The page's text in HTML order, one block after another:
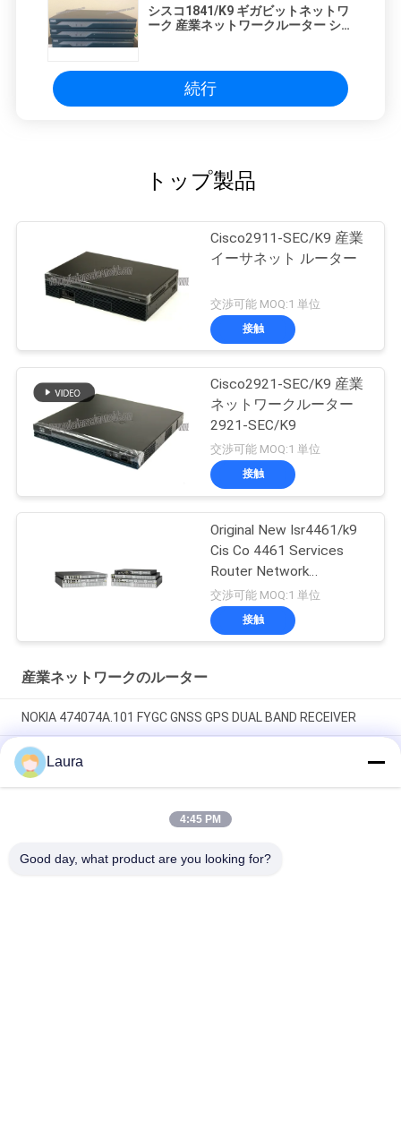
シスコ1841/K9 ギガビットネットワ
ーク 産業ネットワークルーター シス
続行
トップ製品
Cisco2911-SEC/K9 産業
イーサネット ルーター
交渉可能 MOQ:1 単位
接触
Cisco2921-SEC/K9 産業
ネットワークルーター
2921-SEC/K9
交渉可能 MOQ:1 単位
接触
Original New Isr4461/k9
Cis Co 4461 Services
Router Network
PouterISR4461/K9
交渉可能 MOQ:1 単位
接触
産業ネットワークのルーター
NOKIA 474074A.101 FYGC GNSS GPS DUAL BAND RECEIVER
CR5D0EFGFM70、Huawei CloudEngine 16800 スイッチ アクセ
サリ、24x100/1000Base-X SFP、MACsec、フレキシブル カー
ド
CR5D0SRUAI70、Huawei NetEngine 8000 メインコントロール
Laura
4:45 PM
Good day, what product are you looking for?